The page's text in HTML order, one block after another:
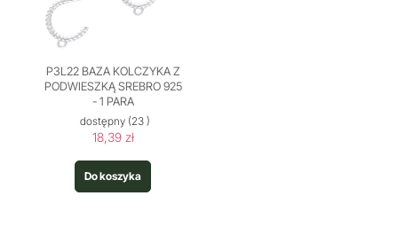
P3L22 BAZA KOLCZYKA Z
PODWIESZKĄ SREBRO 925
- 1 PARA
dostępny (23 )
18,39 zł
Do koszyka